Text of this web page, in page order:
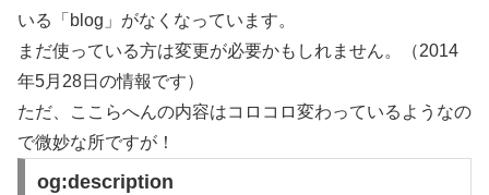
いる「blog」がなくなっています。
まだ使っている方は変更が必要かもしれません。（2014
年5月28日の情報です）
ただ、ここらへんの内容はコロコロ変わっているようなの
で微妙な所ですが！
og:description